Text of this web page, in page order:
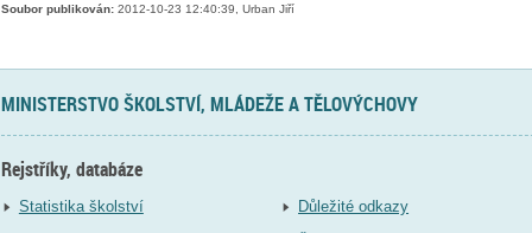
Soubor publikován:2012-10-23 12:40:39, Urban Jiří
MINISTERSTVO ŠKOLSTVÍ, MLÁDEŽE A TĚLOVÝCHOVY
Rejstříky, databáze
Statistika školství
Důležité odkazy